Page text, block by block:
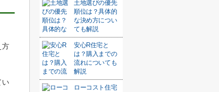
方
い
土地選びの優先
順位は？具体的
な決め方につい
ても解説
安心R住宅と
は？購入までの
流れについても
解説
ローコスト住宅